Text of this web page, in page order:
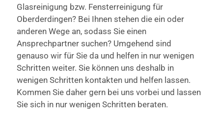
Glasreinigung bzw. Fensterreinigung für
Oberderdingen? Bei Ihnen stehen die ein oder
anderen Wege an, sodass Sie einen
Ansprechpartner suchen? Umgehend sind
genauso wir für Sie da und helfen in nur wenigen
Schritten weiter. Sie können uns deshalb in
wenigen Schritten kontakten und helfen lassen.
Kommen Sie daher gern bei uns vorbei und lassen
Sie sich in nur wenigen Schritten beraten.